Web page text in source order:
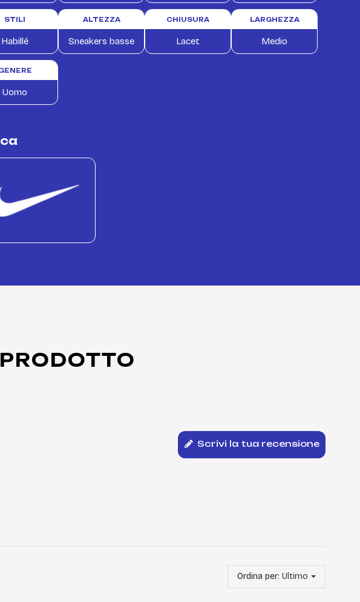
STILI
Habillé
ALTEZZA
Sneakers basse
CHIUSURA
Lacet
LARGHEZZA
Medio
Uomo
Scrivi la tua recensione
Ordina per: Ultimo